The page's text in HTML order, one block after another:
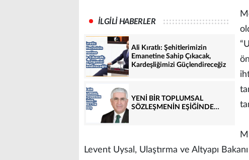
İLGİLİ HABERLER
Ali Kıratlı: Şehitlerimizin
Emanetine Sahip Çıkacak,
Kardeşliğimizi Güçlendireceğiz
YENİ BİR TOPLUMSAL
SÖZLEŞMENİN EŞİĞİNDE…
Levent Uysal, Ulaştırma ve Altyapı